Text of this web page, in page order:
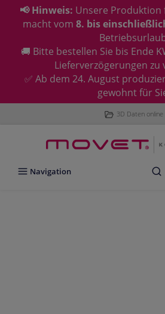
📢 Hinweis: Unsere
macht vom 8. bis
🚚 Bitte bestellen Sie bis Ende
Lieferverzögerungen zu
✅ Ab dem 24. August
gewohnt für
3D Daten online
Navigation